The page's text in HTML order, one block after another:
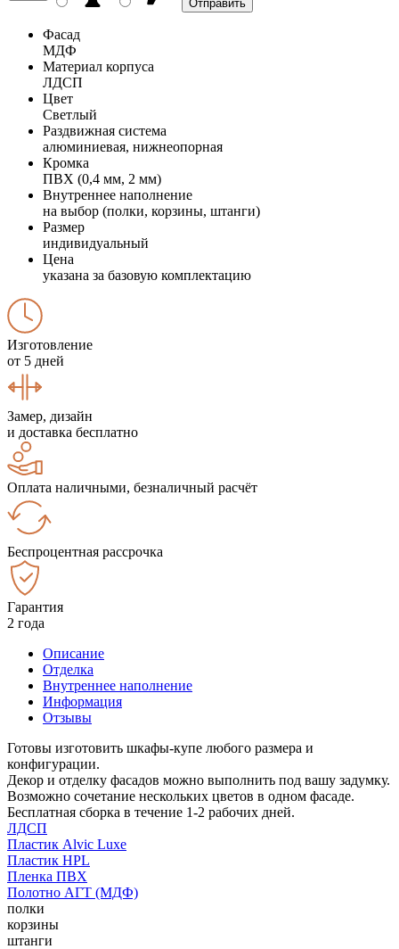
Фасад
МДФ
Материал корпуса
ЛДСП
Цвет
Светлый
Раздвижная система
алюминиевая, нижнеопорная
Кромка
ПВХ (0,4 мм, 2 мм)
Внутреннее наполнение
на выбор (полки, корзины, штанги)
Размер
индивидуальный
Цена
указана за базовую комплектацию
Изготовление
от 5 дней
Замер, дизайн
и доставка бесплатно
Оплата наличными, безналичный расчёт
Беспроцентная рассрочка
Гарантия
2 года
Описание
Отделка
Внутреннее наполнение
Информация
Отзывы
Готовы изготовить шкафы-купе любого размера и
конфигурации.
Декор и отделку фасадов можно выполнить под вашу задумку.
Возможно сочетание нескольких цветов в одном фасаде.
Бесплатная сборка в течение 1-2 рабочих дней.
ЛДСП
Пластик Alvic Luxe
Пластик HPL
Пленка ПВХ
Полотно АГТ (МДФ)
полки
корзины
штанги